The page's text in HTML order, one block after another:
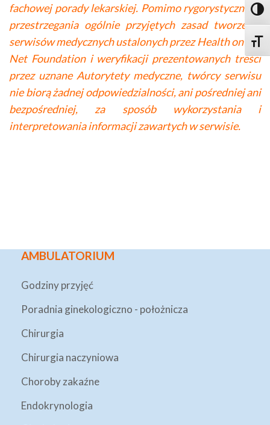
fachowej porady lekarskiej. Pomimo rygorystycznego
przestrzegania ogólnie przyjętych zasad tworzenia
serwisów medycznych ustalonych przez Health on the
Net Foundation i weryfikacji prezentowanych treści
przez uznane Autorytety medyczne, twórcy serwisu
nie biorą żadnej odpowiedzialności, ani pośredniej ani
bezpośredniej, za sposób wykorzystania i
interpretowania informacji zawartych w serwisie.
AMBULATORIUM
Godziny przyjęć
Poradnia ginekologiczno - położnicza
Chirurgia
Chirurgia naczyniowa
Choroby zakaźne
Endokrynologia